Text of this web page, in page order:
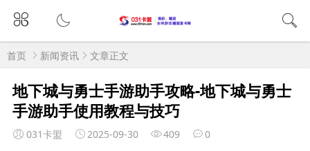
首页 新闻资讯 文章正文
地下城与勇士手游助手攻略-地下城与勇士
手游助手使用教程与技巧
031卡盟 2025-09-30 409 0